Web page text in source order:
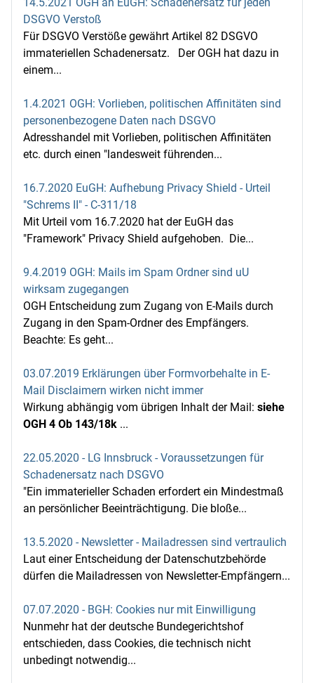
DSGVO Verstoß
Für DSGVO Verstöße gewährt Artikel 82 DSGVO
immateriellen Schadenersatz. Der OGH hat dazu in
einem...
1.4.2021 OGH: Vorlieben, politischen Affinitäten sind
personenbezogene Daten nach DSGVO
Adresshandel mit Vorlieben, politischen Affinitäten
etc. durch einen "landesweit führenden...
16.7.2020 EuGH: Aufhebung Privacy Shield - Urteil
"Schrems II" - C‑311/18
Mit Urteil vom 16.7.2020 hat der EuGH das
"Framework" Privacy Shield aufgehoben. Die...
9.4.2019 OGH: Mails im Spam Ordner sind uU
wirksam zugegangen
OGH Entscheidung zum Zugang von E-Mails durch
Zugang in den Spam-Ordner des Empfängers.
Beachte: Es geht...
03.07.2019 Erklärungen über Formvorbehalte in E-
Mail Disclaimern wirken nicht immer
Wirkung abhängig vom übrigen Inhalt der Mail: siehe
OGH 4 Ob 143/18k ...
22.05.2020 - LG Innsbruck - Voraussetzungen für
Schadenersatz nach DSGVO
"Ein immaterieller Schaden erfordert ein Mindestmaß
an persönlicher Beeinträchtigung. Die bloße...
13.5.2020 - Newsletter - Mailadressen sind vertraulich
Laut einer Entscheidung der Datenschutzbehörde
dürfen die Mailadressen von Newsletter-Empfängern...
07.07.2020 - BGH: Cookies nur mit Einwilligung
Nunmehr hat der deutsche Bundegerichtshof
entschieden, dass Cookies, die technisch nicht
unbedingt notwendig...